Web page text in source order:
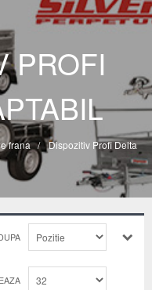
PROFI
frana / Dispozitiv Profi Delta